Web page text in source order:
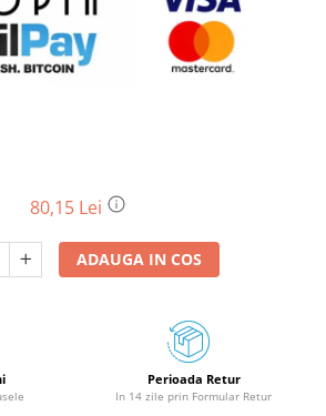
fierastraie
porumb
porumb
80,15 Lei
ADAUGA IN COS
Perioada Retur
In 14 zile prin Formular Retur